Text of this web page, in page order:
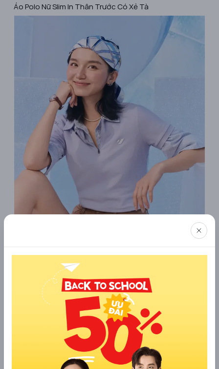
​Áo Polo Nữ Slim In Thân Trước Có Xẻ Tà
Áo Polo Nữ Slim Có Khóa Kéo
4.2 Áo phông YODY
Áo phông YODY phù hợp với khách hàng thích phong
cách đơn giản, trẻ trung và dễ ứng dụng. Đây là item có
thể mặc hằng ngày, đi học, đi chơi, dạo phố hoặc phối
cùng áo khoác mỏng.
Nếu cửa hàng YODY gần nhất của bạn ở 12 Nguyễn Trãi
thì nên kiểm tra độ mềm, độ co giãn, độ dày mỏng của